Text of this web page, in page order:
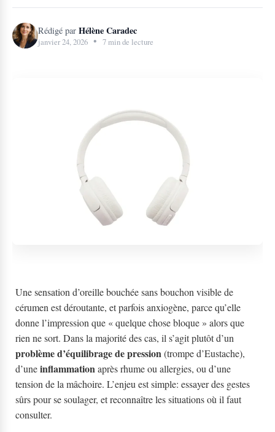
Rédigé par Hélène Caradec
janvier 24, 2026 • 7 min de lecture
Une sensation d’oreille bouchée sans bouchon visible de
cérumen est déroutante, et parfois anxiogène, parce qu’elle
donne l’impression que « quelque chose bloque » alors que
rien ne sort. Dans la majorité des cas, il s’agit plutôt d’un
problème d’équilibrage de pression(trompe d’Eustache),
d’uneinflammationaprès rhume ou allergies, ou d’une
tension de la mâchoire. L’enjeu est simple: essayer des gestes
sûrs pour se soulager, et reconnaître les situations où il faut
consulter.